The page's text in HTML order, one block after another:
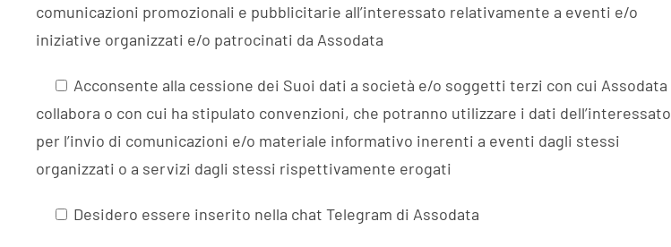
comunicazioni promozionali e pubblicitarie all’interessato relativamente a eventi e/o
iniziative organizzati e/o patrocinati da Assodata
Acconsente alla cessione dei Suoi dati a società e/o soggetti terzi con cui Assodata
collabora o con cui ha stipulato convenzioni, che potranno utilizzare i dati dell’interessato
per l’invio di comunicazioni e/o materiale informativo inerenti a eventi dagli stessi
organizzati o a servizi dagli stessi rispettivamente erogati
Desidero essere inserito nella chat Telegram di Assodata